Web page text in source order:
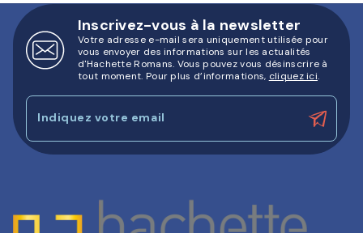
Inscrivez-vous à la newsletter
Votre adresse e-mail sera uniquement utilisée pour
vous envoyer des informations sur les actualités
d'Hachette Romans. Vous pouvez vous désinscrire à
tout moment. Pour plus d’informations, cliquez ici.
Indiquez votre email